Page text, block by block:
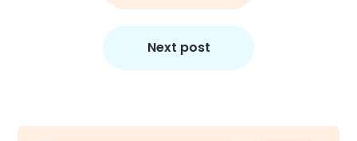
Next post